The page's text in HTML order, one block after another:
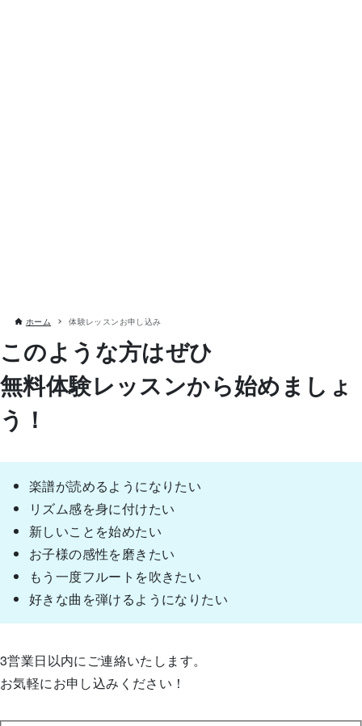
ホーム 体験レッスンお申し込み
このような方はぜひ
無料体験レッスンから始めましょ
う！
楽譜が読めるようになりたい
リズム感を身に付けたい
新しいことを始めたい
お子様の感性を磨きたい
もう一度フルートを吹きたい
好きな曲を弾けるようになりたい
3営業日以内にご連絡いたします。
お気軽にお申し込みください！